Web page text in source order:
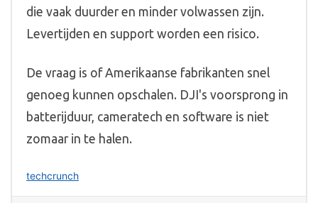
die vaak duurder en minder volwassen zijn.
Levertijden en support worden een risico.
De vraag is of Amerikaanse fabrikanten snel
genoeg kunnen opschalen. DJI's voorsprong in
batterijduur, cameratech en software is niet
zomaar in te halen.
techcrunch